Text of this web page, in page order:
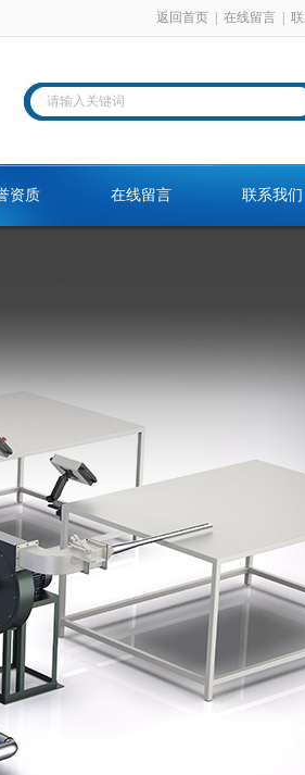
返回首页 在线留言
资质 在线留言 联系我们